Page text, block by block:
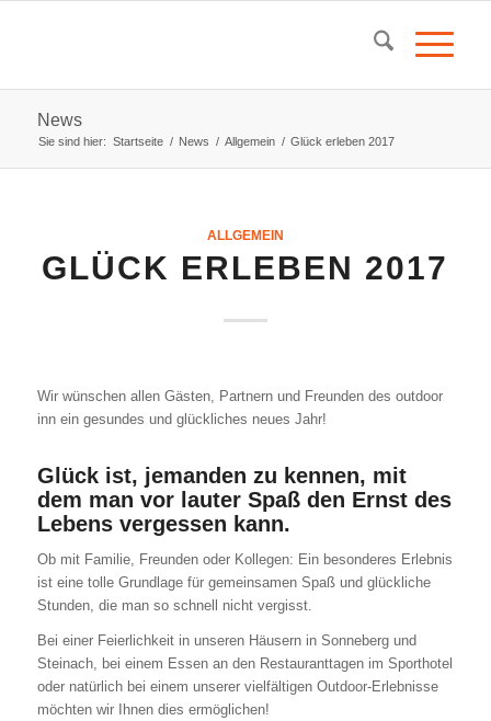
News
Sie sind hier: Startseite / News / Allgemein / Glück erleben 2017
ALLGEMEIN
GLÜCK ERLEBEN 2017
Wir wünschen allen Gästen, Partnern und Freunden des outdoor
inn ein gesundes und glückliches neues Jahr!
Glück ist, jemanden zu kennen, mit
dem man vor lauter Spaß den Ernst des
Lebens vergessen kann.
Ob mit Familie, Freunden oder Kollegen: Ein besonderes Erlebnis
ist eine tolle Grundlage für gemeinsamen Spaß und glückliche
Stunden, die man so schnell nicht vergisst.
Bei einer Feierlichkeit in unseren Häusern in Sonneberg und
Steinach, bei einem Essen an den Restauranttagen im Sporthotel
oder natürlich bei einem unserer vielfältigen Outdoor-Erlebnisse
möchten wir Ihnen dies ermöglichen!